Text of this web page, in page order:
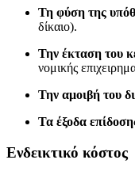
Τη φύση της
δίκαιο).
Την έκταση του
νομικής
Την αμοιβή του
Τα έξοδα
Ενδεικτικό κόστος